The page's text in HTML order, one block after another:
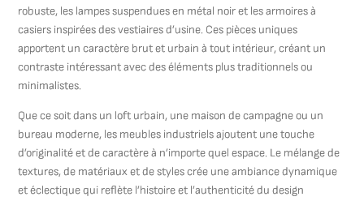
robuste, les lampes suspendues en métal noir et les armoires à
casiers inspirées des vestiaires d’usine. Ces pièces uniques
apportent un caractère brut et urbain à tout intérieur, créant un
contraste intéressant avec des éléments plus traditionnels ou
minimalistes.
Que ce soit dans un loft urbain, une maison de campagne ou un
bureau moderne, les meubles industriels ajoutent une touche
d’originalité et de caractère à n’importe quel espace. Le mélange de
textures, de matériaux et de styles crée une ambiance dynamique
et éclectique qui reflète l’histoire et l’authenticité du design